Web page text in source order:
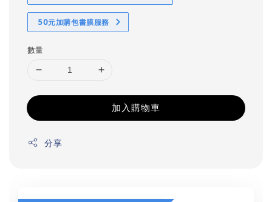
50元加購包書膜服務
數量
加入購物車
分享